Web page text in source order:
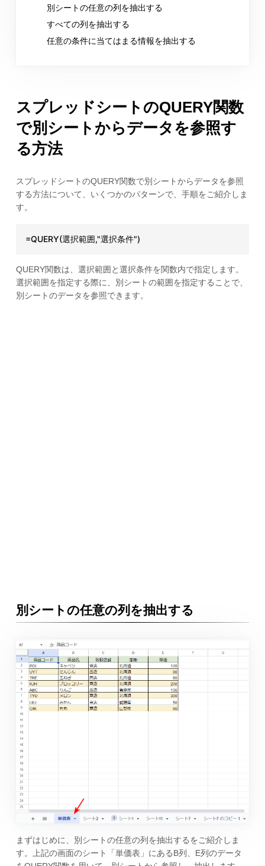
別シートの任意の列を抽出する
すべての列を抽出する
任意の条件に当てはまる情報を抽出する
スプレッドシートのQUERY関数
で別シートからデータを参照す
る方法
スプレッドシートのQUERY関数で別シートからデータを参照
する方法について、いくつかのパターンで、手順をご紹介しま
す。
=QUERY(選択範囲,"選択条件")
QUERY関数は、選択範囲と選択条件を関数内で指定します。
選択範囲を指定する際に、別シートの範囲を指定することで、
別シートのデータを参照できます。
別シートの任意の列を抽出する
まずはじめに、別シートの任意の列を抽出するをご紹介しま
す。上記の画面のシート「単価表」にあるB列、E列のデータ